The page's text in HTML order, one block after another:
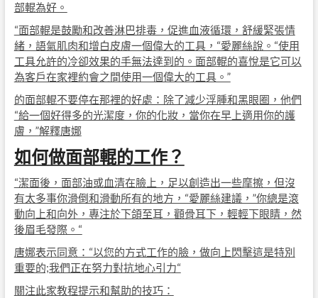
部輥為好。
“面部輥是鼓勵和改善淋巴排毒，促進血液循環，舒緩緊張情
緒，語氣肌肉和增白皮膚一個偉大的工具，“愛麗絲說。“使用
工具允許的冷卻效果的手無法達到的。面部輥的喜悅是它可以
為客戶在家裡約會之間使用一個偉大的工具。”
的面部輥不要停在那裡的好處：除了減少浮腫和黑眼圈，他們
“給一個好得多的光潔度，你的化妝，當你在早上適用你的護
膚，”解釋唐娜
如何做面部輥的工作？
“潔面後，面部油或血清在臉上，足以創造出一些摩擦，但沒
有太多事你滑倒和滑動所有的地方，“愛麗絲建議，”你總是滾
動向上和向外，專注於下頜至耳，顴骨耳下，輕輕下眼睛，然
後眉毛發際。“
唐娜表示同意：“以您的方式工作的臉，做向上閃擊這是特別
重要的;我們正在努力對抗地心引力“
關注此家教程提示和幫助的技巧：